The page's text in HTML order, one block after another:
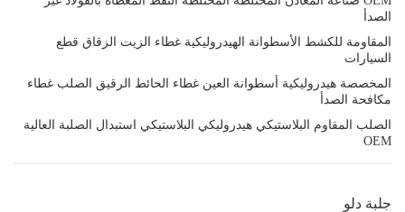
الصدأ
المقاومة للكشط الأسطوانة الهيدروليكية غطاء الزيت الزقاق قطع
السيارات
المخصصة هيدروليكية أسطوانة العين غطاء الحائط الرقيق الصلب غطاء
مكافحة الصدأ
الصلب المقاوم البلاستيكي هيدروليكي البلاستيكي استبدال الصلبة العالية
OEM
جلبة دلو